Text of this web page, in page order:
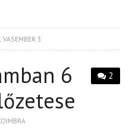
,VASEMBER 3
2
6